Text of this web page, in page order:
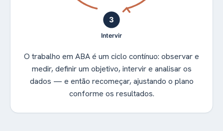
3
Intervir
O trabalho em ABA é um ciclo contínuo: observar e
medir, definir um objetivo, intervir e analisar os
dados — e então recomeçar, ajustando o plano
conforme os resultados.